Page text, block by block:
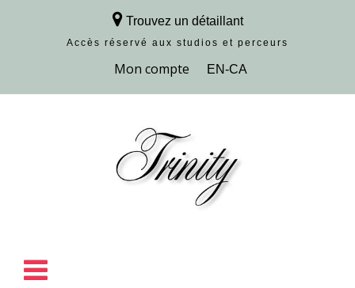
Trouvez un détaillant
Accès réservé aux studios et perceurs